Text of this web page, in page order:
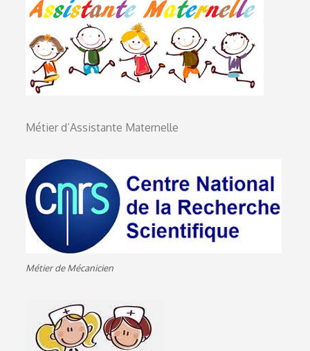
Métier d’Assistante Maternelle
Métier de Mécanicien